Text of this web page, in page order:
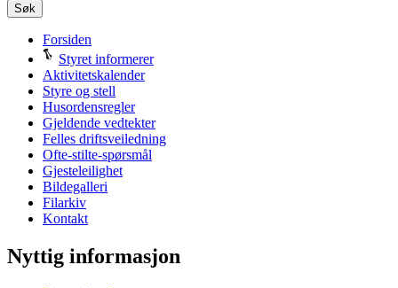
Søk
Forsiden
Styret informerer
Aktivitetskalender
Styre og stell
Husordensregler
Gjeldende vedtekter
Felles driftsveiledning
Ofte-stilte-spørsmål
Gjesteleilighet
Bildegalleri
Filarkiv
Kontakt
Nyttig informasjon